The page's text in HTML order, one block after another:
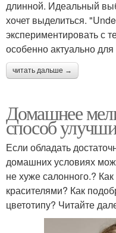
длинной. Идеальный
хочет выделиться.
экспериментировать с
особенно актуально
читать дальше →
Домашнее
способ
Если обладать
домашних условиях
не хуже салонного.?
красителями? Как
цветотипу? Читайте